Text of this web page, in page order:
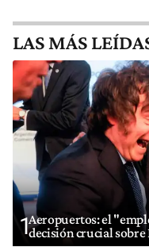
LAS MÁS
1Aeropuertos: el
decisión crucial